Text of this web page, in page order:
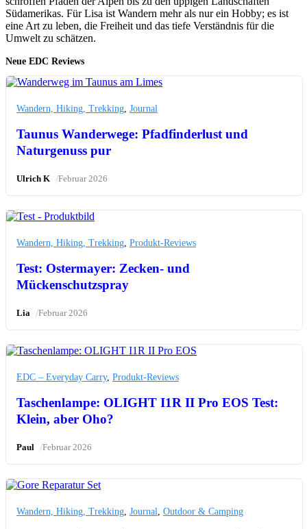
Südamerikas. Für Lisa ist Wandern mehr als nur ein Hobby; es ist
eine Art zu leben, die Freiheit und das tiefe Verständnis für die
Umwelt zu schätzen.
Neue EDC Reviews
Wandern, Hiking, Trekking, Journal
Taunus Wanderwege: Pfadfinderlust und
Naturgenuss pur
Ulrich K /Februar 2026
Wandern, Hiking, Trekking, Produkt-Reviews
Test: Ostermayer: Zecken- und
Mückenschutzspray
Lia /Februar 2026
EDC – Everyday Carry, Produkt-Reviews
Taschenlampe: OLIGHT I1R II Pro EOS Test:
Klein, aber Oho?
Paul /Februar 2026
Wandern, Hiking, Trekking, Journal, Outdoor & Camping